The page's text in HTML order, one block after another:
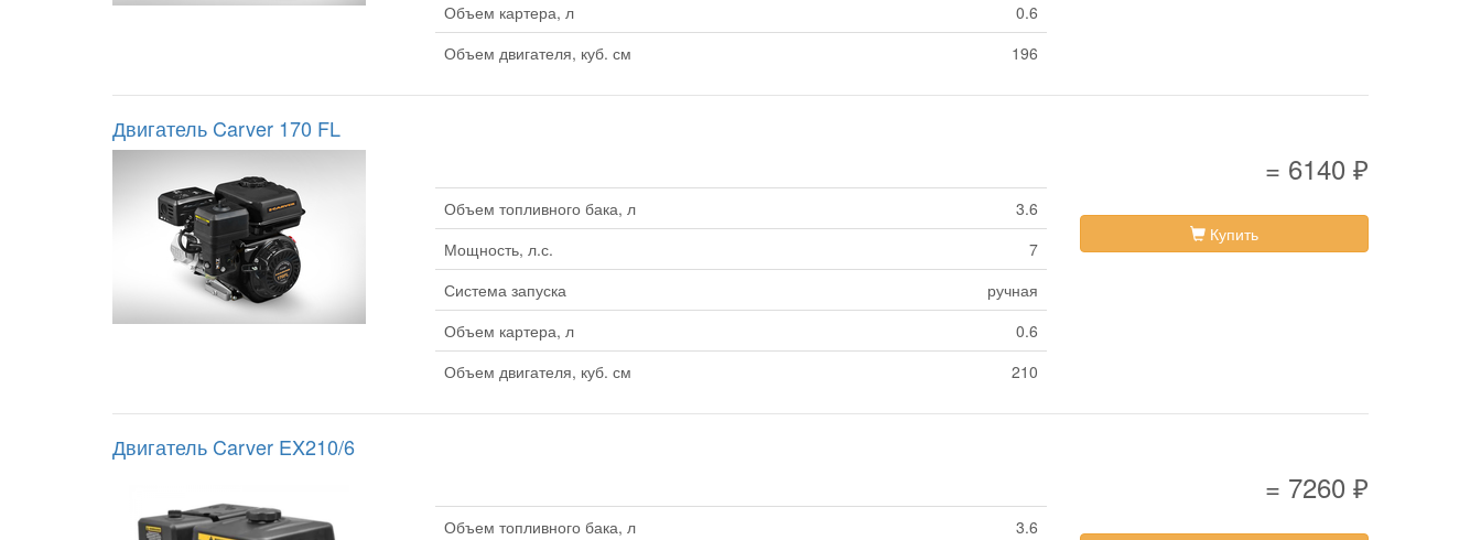
Объем картера, л
0.6
Объем двигателя, куб. см
196
Двигатель Carver 170 FL
= 6140 ₽
Объем топливного бака, л
3.6
Мощность, л.с.
7
Система запуска
ручная
Объем картера, л
0.6
Объем двигателя, куб. см
210
Купить
Двигатель Carver EX210/6
= 7260 ₽
Объем топливного бака, л
3.6